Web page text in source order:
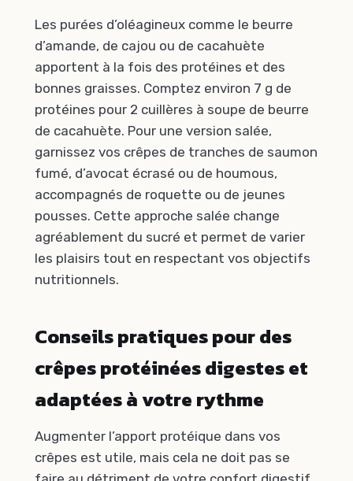
Les purées d’oléagineux comme le beurre
d’amande, de cajou ou de cacahuète
apportent à la fois des protéines et des
bonnes graisses. Comptez environ 7 g de
protéines pour 2 cuillères à soupe de beurre
de cacahuète. Pour une version salée,
garnissez vos crêpes de tranches de saumon
fumé, d’avocat écrasé ou de houmous,
accompagnés de roquette ou de jeunes
pousses. Cette approche salée change
agréablement du sucré et permet de varier
les plaisirs tout en respectant vos objectifs
nutritionnels.
Conseils pratiques pour des
crêpes protéinées digestes et
adaptées à votre rythme
Augmenter l’apport protéique dans vos
crêpes est utile, mais cela ne doit pas se